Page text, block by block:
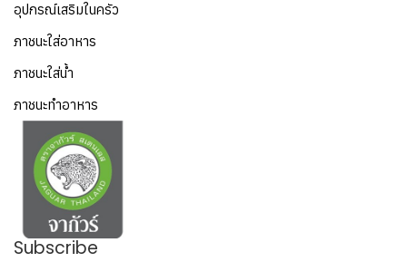
อุปกรณ์เสริมในครัว
ภาชนะใส่อาหาร
ภาชนะใส่น้ำ
ภาชนะทำอาหาร
Subscribe